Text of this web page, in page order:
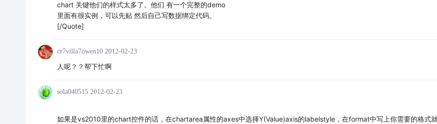
chart 关键他们的样式太多了。他们 有一个完整的demo
里面有很实例，可以先贴 然后自己写数据绑定代码。
[/Quote]
cr7villa7owen10 2012-02-23
人呢？？帮下忙啊
sola040515 2012-02-23
如果是vs2010里的chart控件的话，在chartarea属性的axes中选择Y(Value)axis的labelstyle，在format中写上你需要的格式